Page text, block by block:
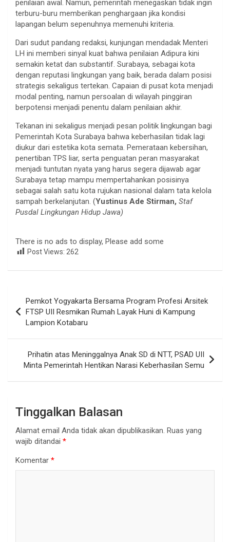
penilaian awal. Namun, pemerintah menegaskan tidak ingin
terburu-buru memberikan penghargaan jika kondisi
lapangan belum sepenuhnya memenuhi kriteria.
Dari sudut pandang redaksi, kunjungan mendadak Menteri
LH ini memberi sinyal kuat bahwa penilaian Adipura kini
semakin ketat dan substantif. Surabaya, sebagai kota
dengan reputasi lingkungan yang baik, berada dalam posisi
strategis sekaligus tertekan. Capaian di pusat kota menjadi
modal penting, namun persoalan di wilayah pinggiran
berpotensi menjadi penentu dalam penilaian akhir.
Tekanan ini sekaligus menjadi pesan politik lingkungan bagi
Pemerintah Kota Surabaya bahwa keberhasilan tidak lagi
diukur dari estetika kota semata. Pemerataan kebersihan,
penertiban TPS liar, serta penguatan peran masyarakat
menjadi tuntutan nyata yang harus segera dijawab agar
Surabaya tetap mampu mempertahankan posisinya
sebagai salah satu kota rujukan nasional dalam tata kelola
sampah berkelanjutan. (Yustinus Ade Stirman, Staf
Pusdal Lingkungan Hidup Jawa)
There is no ads to display, Please add some
Post Views: 262
pos
Pemkot Yogyakarta Bersama Program Profesi Arsitek
FTSP UII Resmikan Rumah Layak Huni di Kampung
Lampion Kotabaru
Prihatin atas Meninggalnya Anak SD di NTT, PSAD UII
Minta Pemerintah Hentikan Narasi Keberhasilan Semu
Tinggalkan Balasan
Alamat email Anda tidak akan dipublikasikan. Ruas yang
wajib ditandai *
Komentar *